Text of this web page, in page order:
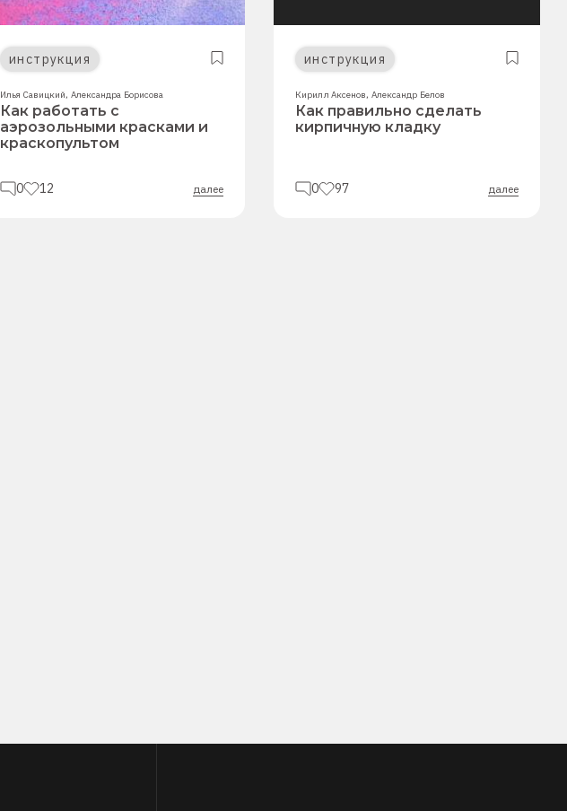
инструкция
Илья Савицкий, Александра Борисова
Как работать с
аэрозольными красками и
краскопультом
0 12 далее
инструкция
Кирилл Аксенов, Александр Белов
Как правильно сделать
кирпичную кладку
0 97 далее